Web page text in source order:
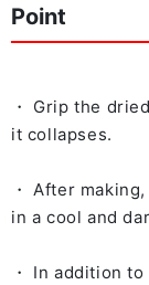
Point
・ Grip the
it collapses.
・ After
in a cool and
・ In addition